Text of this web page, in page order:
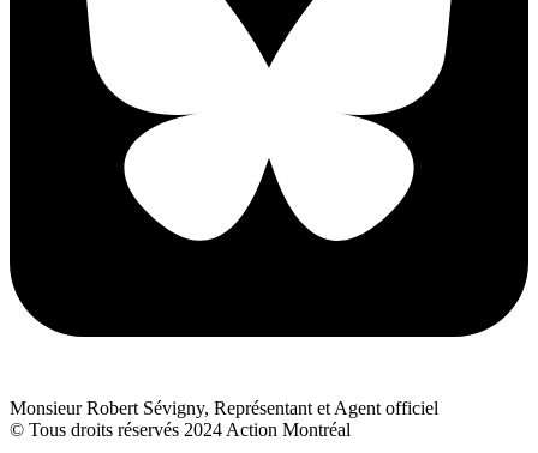
Monsieur Robert Sévigny, Représentant et Agent officiel
© Tous droits réservés 2024 Action Montréal